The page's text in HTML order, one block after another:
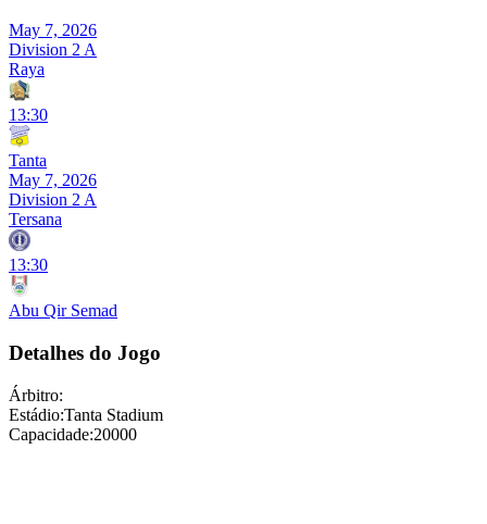
May 7, 2026
Division 2 A
Raya
13:30
Tanta
May 7, 2026
Division 2 A
Tersana
13:30
Abu Qir Semad
Detalhes do Jogo
Árbitro:
Estádio:Tanta Stadium
Capacidade:20000